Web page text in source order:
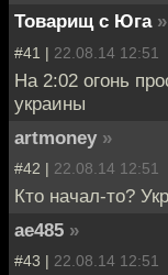
Товарищ с Юга »
#41 | 22.08.14 12:51
На 2:02 огонь
украины
artmoney »
#42 | 22.08.14 12:51
Кто начал-то?
ae485 »
#43 | 22.08.14 12:51